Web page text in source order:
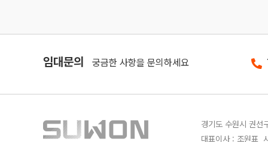
임대문의 궁금한 사항을 문의하세요
경기도 수원시 권
대표이사 : 조원표